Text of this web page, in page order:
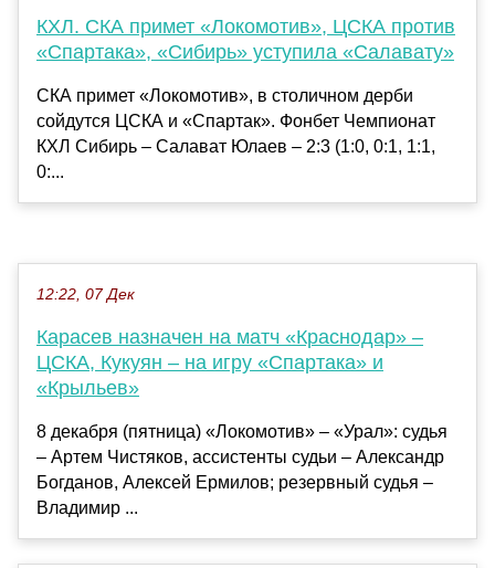
КХЛ. СКА примет «Локомотив», ЦСКА против
«Спартака», «Сибирь» уступила «Салавату»
СКА примет «Локомотив», в столичном дерби
сойдутся ЦСКА и «Спартак». Фонбет Чемпионат
КХЛ Сибирь – Салават Юлаев – 2:3 (1:0, 0:1, 1:1,
0:...
12:22, 07 Дек
Карасев назначен на матч «Краснодар» –
ЦСКА, Кукуян – на игру «Спартака» и
«Крыльев»
8 декабря (пятница) «Локомотив» – «Урал»: судья
– Артем Чистяков, ассистенты судьи – Александр
Богданов, Алексей Ермилов; резервный судья –
Владимир ...